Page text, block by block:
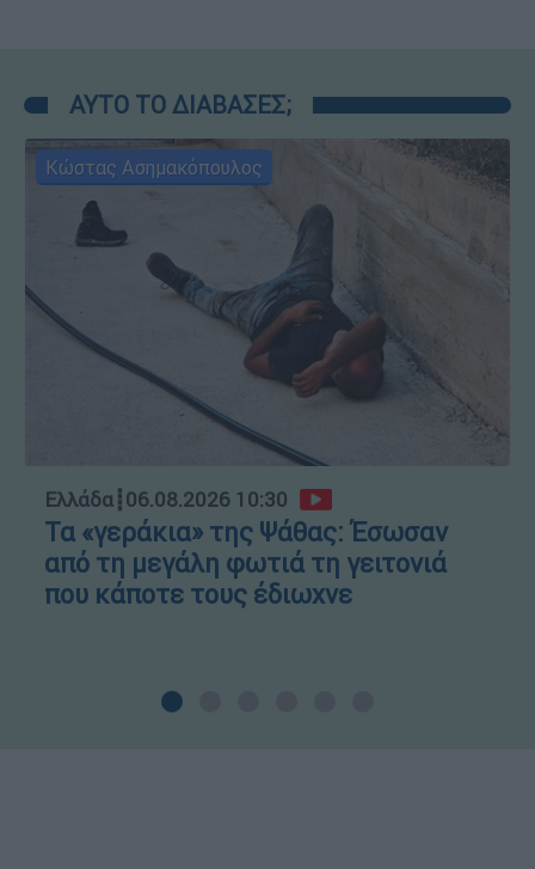
ΑΥΤΟ ΤΟ ΔΙΑΒΑΣΕΣ;
Κώστας Ασημακόπουλος
Ελλάδα┋06.08.2026 10:30
Τα «γεράκια» της Ψάθας: Έσωσαν
από τη μεγάλη φωτιά τη γειτονιά
που κάποτε τους έδιωχνε